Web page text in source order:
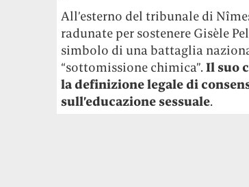
All’esterno del tribunale di
radunate per sostenere Gisèle
simbolo di una battaglia
“sottomissione chimica”. Il suo
la definizione legale di
sull’educazione sessuale.